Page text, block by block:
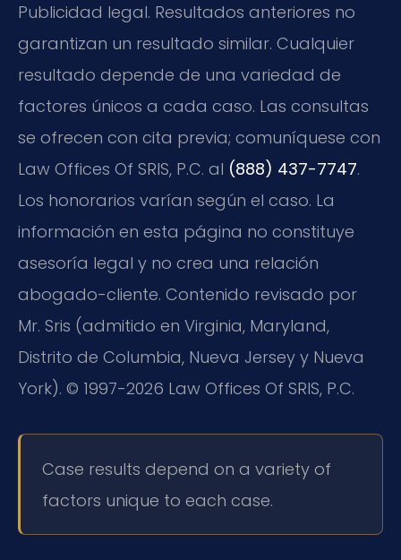
Publicidad legal. Resultados anteriores no
garantizan un resultado similar. Cualquier
resultado depende de una variedad de
factores únicos a cada caso. Las consultas
se ofrecen con cita previa; comuníquese con
Law Offices Of SRIS, P.C. al (888) 437-7747.
Los honorarios varían según el caso. La
información en esta página no constituye
asesoría legal y no crea una relación
abogado-cliente. Contenido revisado por
Mr. Sris (admitido en Virginia, Maryland,
Distrito de Columbia, Nueva Jersey y Nueva
York). © 1997-2026 Law Offices Of SRIS, P.C.
Case results depend on a variety of
factors unique to each case.